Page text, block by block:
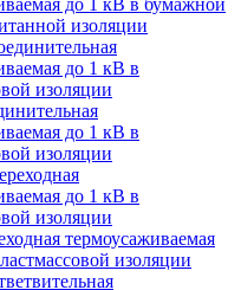
до 1 кВ в бумажной
изоляции
до 1 кВ в
изоляции
термоусаживаемая
изоляции